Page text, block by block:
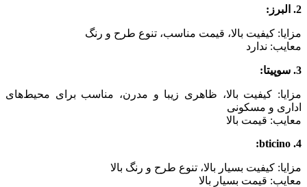
2. البرز:
مزایا: کیفیت بالا، قیمت مناسب، تنوع طرح و رنگ
معایب: ندارد
3. سوپیتا:
مزایا: کیفیت بالا، ظاهری زیبا و مدرن، مناسب برای محیط‌های
اداری و مسکونی
معایب: قیمت بالا
4. bticino:
مزایا: کیفیت بسیار بالا، تنوع طرح و رنگ بالا
معایب: قیمت بسیار بالا